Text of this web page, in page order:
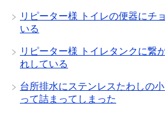
リピーター様 トイレの便器にチ
いる
リピーター様 トイレタンクに繋
れしている
台所排水にステンレスたわしの
って詰まってしまった